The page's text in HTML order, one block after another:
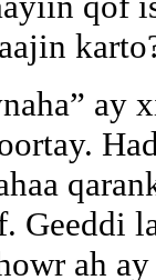
ay
Geeddi
ah